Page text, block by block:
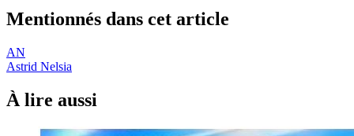
Mentionnés dans cet article
AN
Astrid Nelsia
À lire aussi